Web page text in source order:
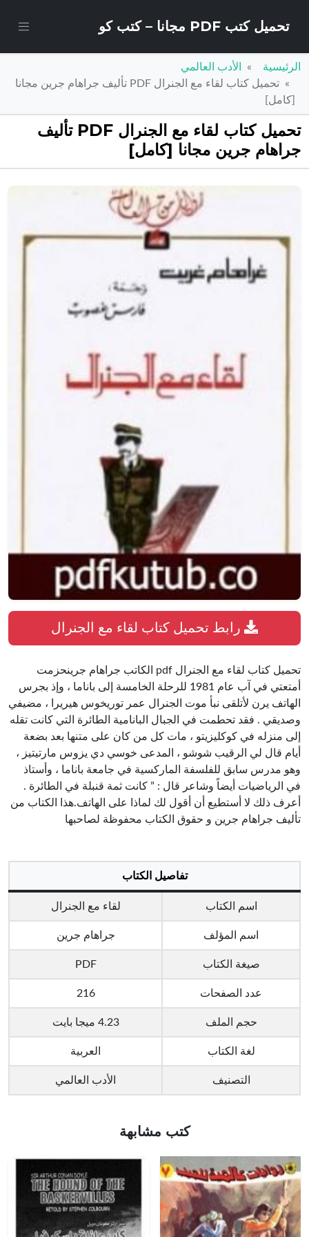
تحميل كتب PDF مجانا – كتب كو
الرئيسية
الأدب العالمي
تحميل كتاب لقاء مع الجنرال PDF تأليف جراهام جرين مجانا
[كامل]
تحميل كتاب لقاء مع الجنرال PDF تأليف
جراهام جرين مجانا [كامل]
تحميل كتاب لقاء مع الجنرال pdf الكاتب جراهام جرينحزمت
أمتعتي في آب عام 1981 للرحلة الخامسة إلى باناما ، وإذ بجرس
الهاتف يرن لأتلقى نبأ موت الجنرال عمر توريخوس هيريرا ، مضيفي
وصديقي . فقد تحطمت في الجبال البانامية الطائرة التي كانت تقله
إلى منزله في كوكليزيتو ، مات كل من كان على متنها بعد بضعة
أيام قال لي الرقيب شوشو ، المدعى خوسي دي يزوس مارتيتيز ،
وهو مدرس سابق للفلسفة الماركسية في جامعة باناما ، وأستاذ
في الرياضيات أيضاً وشاعر قال : ” كانت ثمة قنبلة في الطائرة .
أعرف ذلك لا أستطيع أن أقول لك لماذا على الهاتف.هذا الكتاب من
تأليف جراهام جرين و حقوق الكتاب محفوظة لصاحبها
تفاصيل الكتاب
اسم الكتاب لقاء مع الجنرال
اسم المؤلف جراهام جرين
صيغة الكتاب PDF
عدد الصفحات 216
حجم الملف 4.23 ميجا بايت
لغة الكتاب العربية
التصنيف الأدب العالمي
كتب مشابهة